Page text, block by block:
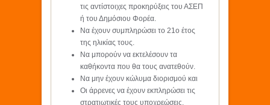
τις αντίστοιχες προκηρύξεις του ΑΣΕΠ
ή του Δημόσιου Φορέα.
Να έχουν συμπληρώσει το 21ο έτος
της ηλικίας τους.
Να μπορούν να εκτελέσουν τα
καθήκοντα που θα τους ανατεθούν.
Να μην έχουν κώλυμα διορισμού και
Οι άρρενες να έχουν εκπληρώσει τις
στρατιωτικές τους υποχρεώσεις.